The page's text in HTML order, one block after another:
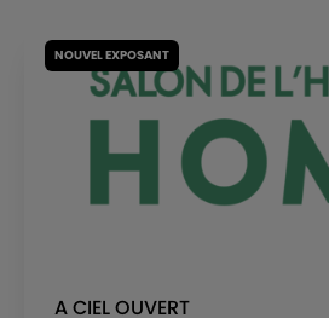
NOUVEL EXPOSANT
A CIEL OUVERT